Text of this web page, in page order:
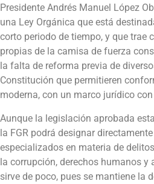
Presidente Andrés Manuel López
una Ley Orgánica que está
corto periodo de tiempo, y que trae
propias de la camisa de fuerza
la falta de reforma previa de
Constitución que permitieren
moderna, con un marco jurídico
Aunque la legislación aprobada
la FGR podrá designar
especializados en materia de
la corrupción, derechos humanos y
sirve de poco, pues se mantiene la